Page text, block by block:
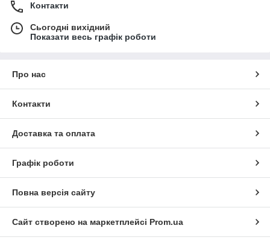
Контакти
Сьогодні вихідний
Показати весь графік роботи
Про нас
Контакти
Доставка та оплата
Графік роботи
Повна версія сайту
Сайт створено на маркетплейсі Prom.ua